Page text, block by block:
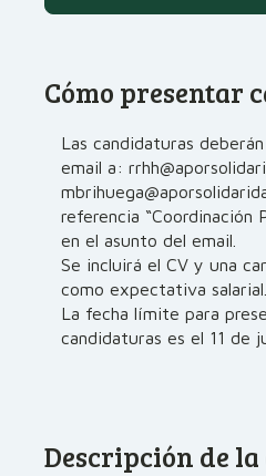
Cómo presentar
Las candidaturas
email a:
referencia “Coordinación
en el asunto del email.
Se incluirá el CV y una
como expectativa salarial.
La fecha límite para
candidaturas es el 11 de
Descripción de